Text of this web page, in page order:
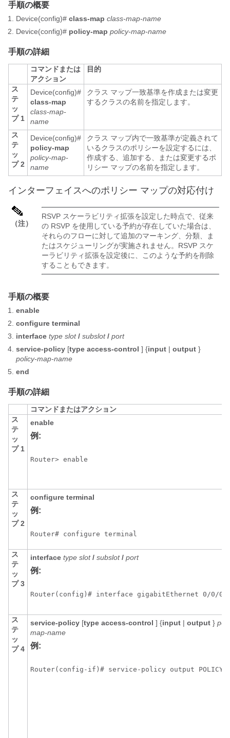
手順の概要
Device(config)# class-map class-map-name
Device(config)# policy-map policy-map-name
手順の詳細
コマンドまたは
アクション
目的
ス
テ
ッ
プ 1
Device(config)#
class-map
class-map-
name
クラス マップ一致基準を作成または変更
するクラスの名前を指定します。
ス
テ
ッ
プ 2
Device(config)#
policy-map
policy-map-
name
クラス マップ内で一致基準が定義されて
いるクラスのポリシーを設定するには、
作成する、追加する、または変更するポ
リシー マップの名前を指定します。
インターフェイスへのポリシー マップの対応付け
（注）
RSVP スケーラビリティ拡張を設定した時点で、従来
の RSVP を使用している予約が存在していた場合は、
それらのフローに対して追加のマーキング、分類、ま
たはスケジューリングが実施されません。RSVP スケ
ーラビリティ拡張を設定後に、このような予約を削除
することもできます。
手順の概要
enable
configure terminal
interface type slot / subslot/ port
service-policy [type access-control ] {input | output }
policy-map-name
end
手順の詳細
コマンドまたはアクション
ス
テ
ッ
プ 1
enable
例:
Router> enable
ス
テ
ッ
プ 2
configure terminal
例:
Router# configure terminal
ス
テ
ッ
プ 3
interface type slot / subslot/ port
例:
Router(config)# interface gigabitEthernet 0/0/0
ス
テ
ッ
プ 4
service-policy [type access-control ] {input | output }
map-name
例:
Router(config-if)# service-policy output POLICY-